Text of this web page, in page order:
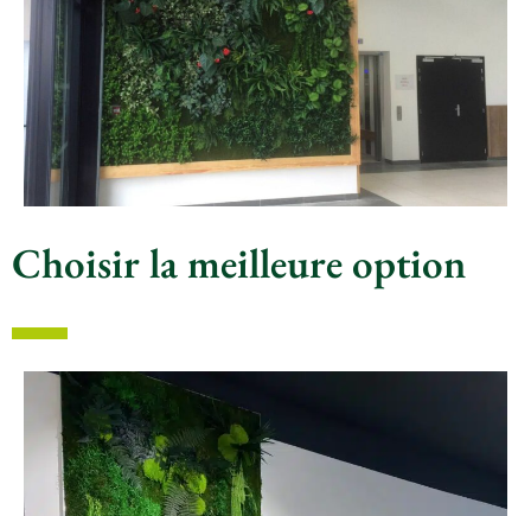
Choisir la meilleure option